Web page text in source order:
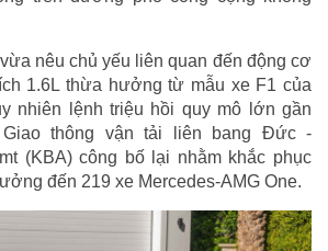
nêu chủ yếu liên quan đến động cơ
1.6L thừa hưởng từ mẫu xe F1 của
nhiên lệnh triệu hồi quy mô lớn gần
thông vận tải liên bang Đức -
(KBA) công bố lại nhằm khắc phục
đến 219 xe Mercedes-AMG One.